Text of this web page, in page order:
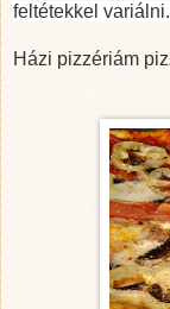
feltétekkel
Házi pizzériám